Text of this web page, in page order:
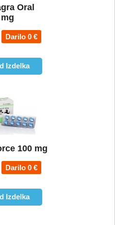
Oral
Darilo 0 €
Izdelka
100 mg
Darilo 0 €
Izdelka